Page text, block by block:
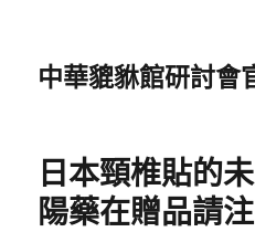
中華貔貅館研討會
日本頸椎貼的
陽藥在贈品請